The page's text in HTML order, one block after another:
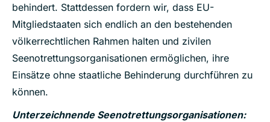
behindert. Stattdessen fordern wir, dass EU-
Mitgliedstaaten sich endlich an den bestehenden
völkerrechtlichen Rahmen halten und zivilen
Seenotrettungsorganisationen ermöglichen, ihre
Einsätze ohne staatliche Behinderung durchführen zu
können.
Unterzeichnende Seenotrettungsorganisationen: